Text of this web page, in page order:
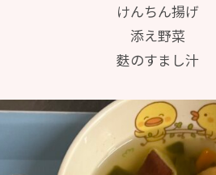
けんちん揚げ
添え野菜
麩のすまし汁